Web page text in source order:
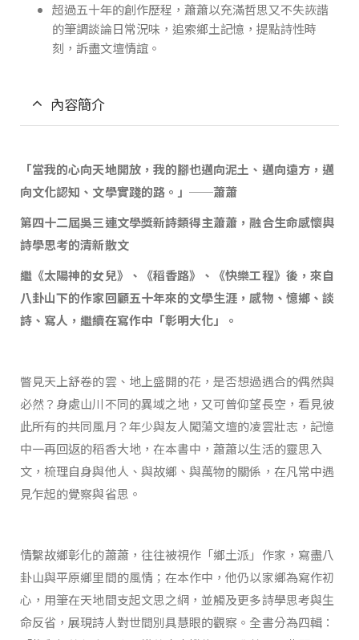
超過五十年的創作歷程，蕭蕭以充滿哲思又不失詼諧
的筆調談論日常況味，追索鄉土記憶，提點詩性時
刻，訴盡文壇情誼。
內容簡介
「當我的心向天地開放，我的腳也邁向泥土、邁向遠方，邁
向文化認知、文學實踐的路。」──蕭蕭
第四十二屆吳三連文學獎新詩類得主蕭蕭，融合生命感懷與
詩學思考的清新散文
繼《太陽神的女兒》、《稻香路》、《快樂工程》後，來自
八卦山下的作家回顧五十年來的文學生涯，感物、憶鄉、談
詩、寫人，繼續在寫作中「彰明大化」。
瞥見天上舒卷的雲、地上盛開的花，是否想過遇合的偶然與
必然？身處山川不同的異域之地，又可曾仰望長空，看見彼
此所有的共同風月？年少與友人闖蕩文壇的凌雲壯志，記憶
中一再回返的稻香大地，在本書中，蕭蕭以生活的靈思入
文，梳理自身與他人、與故鄉、與萬物的關係，在凡常中遇
見乍起的覺察與省思。
情繫故鄉彰化的蕭蕭，往往被視作「鄉土派」作家，寫盡八
卦山與平原鄉里間的風情；在本作中，他仍以家鄉為寫作初
心，用筆在天地間支起文思之網，並觸及更多詩學思考與生
命反省，展現詩人對世間別具慧眼的觀察。全書分為四輯：